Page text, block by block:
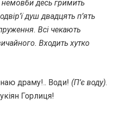
немовби десь гримить
душ двадцять п’ять
Всі чекають
Входить хутко
драму!.. Води! (П’є воду).
Горлиця!